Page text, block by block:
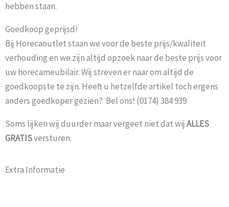
hebben staan.
Goedkoop geprijsd!
Bij Horecaoutlet staan we voor de beste prijs/kwaliteit
verhouding en we zijn altijd opzoek naar de beste prijs voor
uw horecameubilair. Wij streven er naar om altijd de
goedkoopste te zijn. Heeft u hetzelfde artikel toch ergens
anders goedkoper gezien? Bel ons! (0174) 384 939
Soms lijken wij duurder maar vergeet niet dat wij ALLES
GRATISversturen.
Extra Informatie